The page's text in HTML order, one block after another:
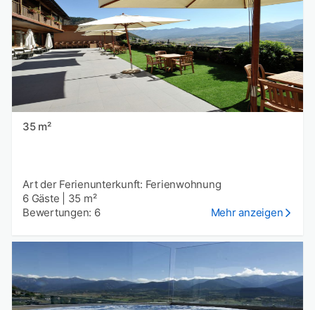
35 m²
Art der Ferienunterkunft: Ferienwohnung
6 Gäste
35 m²
Bewertungen: 6
Mehr anzeigen